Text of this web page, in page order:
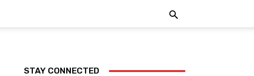
STAY CONNECTED